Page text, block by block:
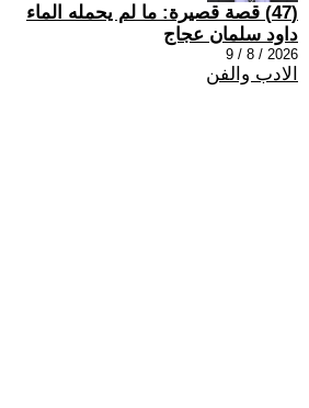
(47) قصة قصيرة: ما لم يحمله الماء
داود سلمان عجاج
2026 / 8 / 9
الادب والفن